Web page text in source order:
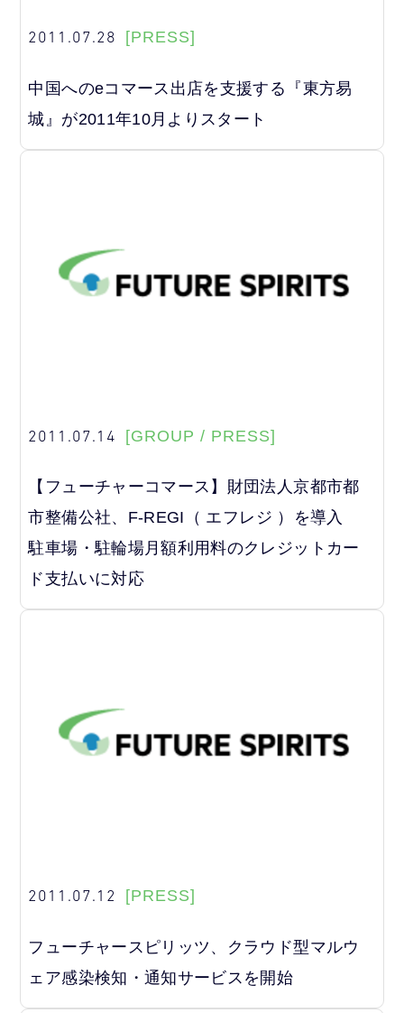
2011.07.28 [PRESS]
中国へのeコマース出店を支援する『東方易
城』が2011年10月よりスタート
2011.07.14 [GROUP / PRESS]
【フューチャーコマース】財団法人京都市都
市整備公社、F-REGI（ エフレジ ）を導入
駐車場・駐輪場月額利用料のクレジットカー
ド支払いに対応
2011.07.12 [PRESS]
フューチャースピリッツ、クラウド型マルウ
ェア感染検知・通知サービスを開始